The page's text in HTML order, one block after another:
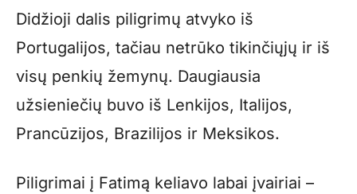
Didžioji dalis piligrimų atvyko iš
Portugalijos, tačiau netrūko tikinčiųjų ir iš
visų penkių žemynų. Daugiausia
užsieniečių buvo iš Lenkijos, Italijos,
Prancūzijos, Brazilijos ir Meksikos.
Piligrimai į Fatimą keliavo labai įvairiai –